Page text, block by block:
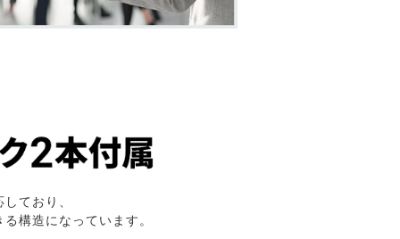
ており、
構造になっています。